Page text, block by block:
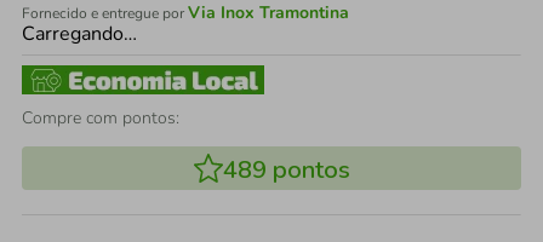
Fornecido e entregue porVia Inox Tramontina
Carregando…
Compre com pontos:
489 pontos